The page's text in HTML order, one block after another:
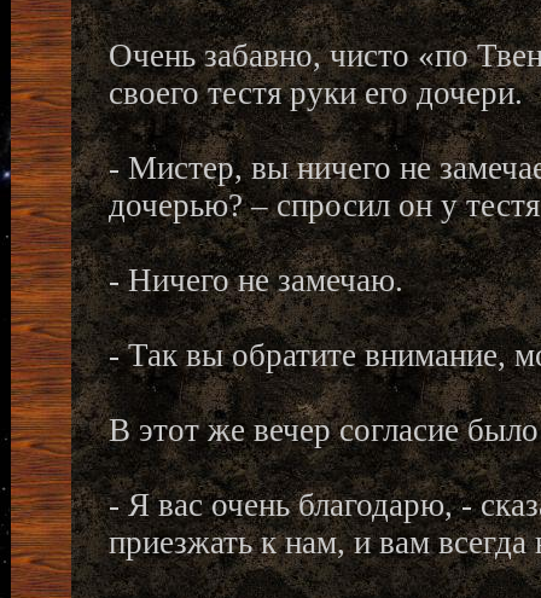
Очень забавно, чисто «по
своего тестя руки его дочери.
- Мистер, вы ничего не
дочерью? – спросил он у
- Ничего не замечаю.
- Так вы обратите внимание,
В этот же вечер согласие
- Я вас очень благодарю, -
приезжать к нам, и вам